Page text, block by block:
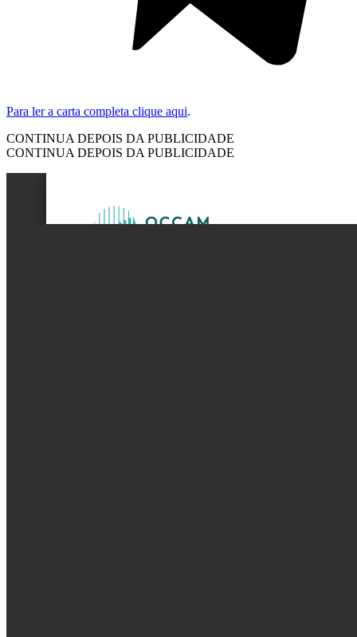
Para ler a carta completa clique aqui.
CONTINUA DEPOIS DA PUBLICIDADE
CONTINUA DEPOIS DA PUBLICIDADE